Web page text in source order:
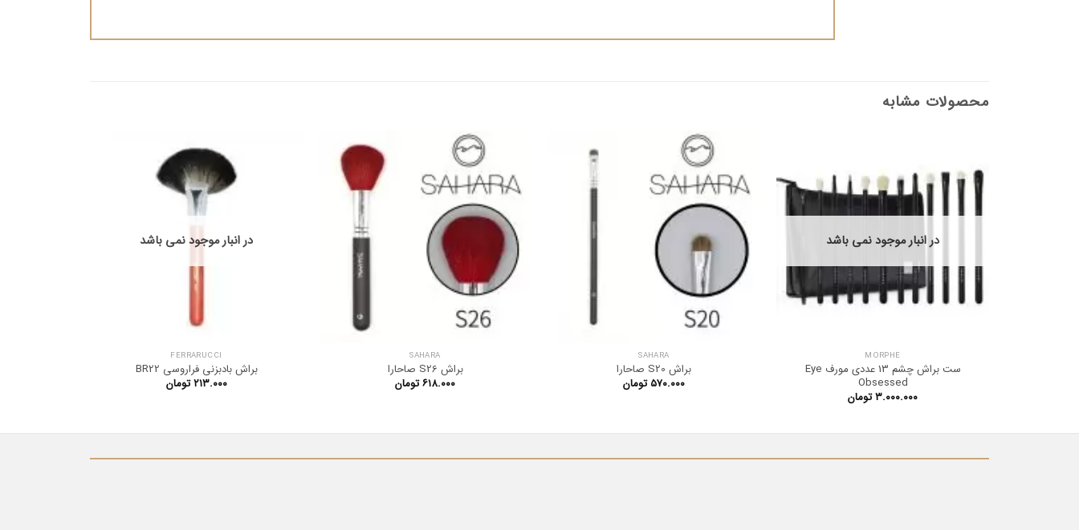
محصولات مشابه
در انبار موجود نمی باشد
MORPHE
ست براش چشم 13 عددی مورف Eye
Obsessed
۳.۰۰۰.۰۰۰تومان
SAHARA
براش S20 صاحارا
۵۷۰.۰۰۰ تومان
SAHARA
براش S26 صاحارا
۶۱۸.۰۰۰تومان
در انبار موجود نمی باشد
FERRARUCCI
براش بادبزنی فراروسی BR22
۲۱۳.۰۰۰ تومان